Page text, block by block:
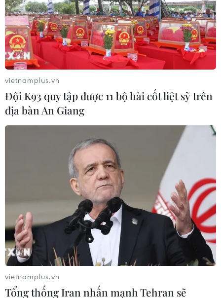
22/10/2019 11:39
Ủy ban Nhân dân quận Tân Phú (TP.HCM) đã ra quyết
định buộc thôi việc đối với cô Nguyễn Hồng Hà, giáo
viên Trường Tiểu học Phan Chu Trinh do vi phạm các
quy định pháp luật.
Hải Phòng: Xử lý vụ Phó Hiệu trưởng vi
phạm đạo đức nghề giáo
21/02/2020 04:43
Kết quả kiểm tra ban đầu cho thấy Phó Hiệu trưởng
vietnamplus.vn
Đội K93 quy tập được 11 bộ hài cốt liệt sỹ trên
địa bàn An Giang
vietnamplus.vn
Tổng thống Iran nhấn mạnh Tehran sẽ